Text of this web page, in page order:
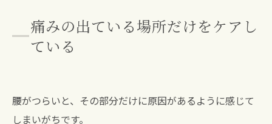
痛みの出ている場所だけをケアし
ている
腰がつらいと、その部分だけに原因があるように感じて
しまいがちです。